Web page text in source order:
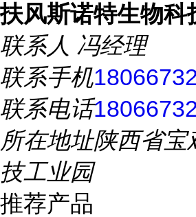
扶风斯诺特生物科
联系人 冯经理
联系手机
联系电话
所在地址陕西省宝
技工业园
推荐产品